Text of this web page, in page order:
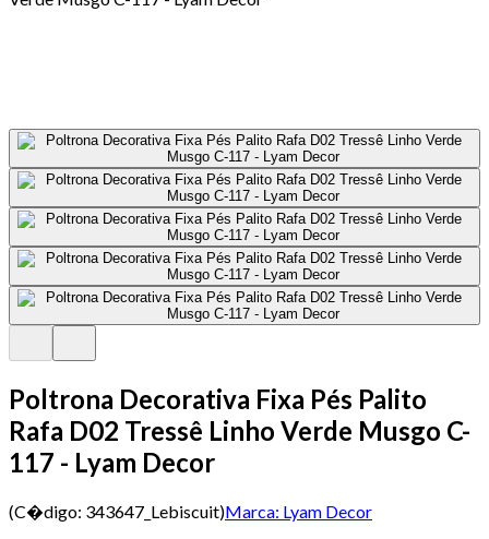
Poltrona Decorativa Fixa Pés Palito
Rafa D02 Tressê Linho Verde Musgo C-
117 - Lyam Decor
(C�digo: 343647_Lebiscuit)Marca: Lyam Decor